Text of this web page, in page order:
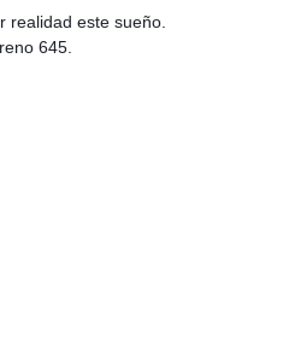
realidad este sueño.
645.